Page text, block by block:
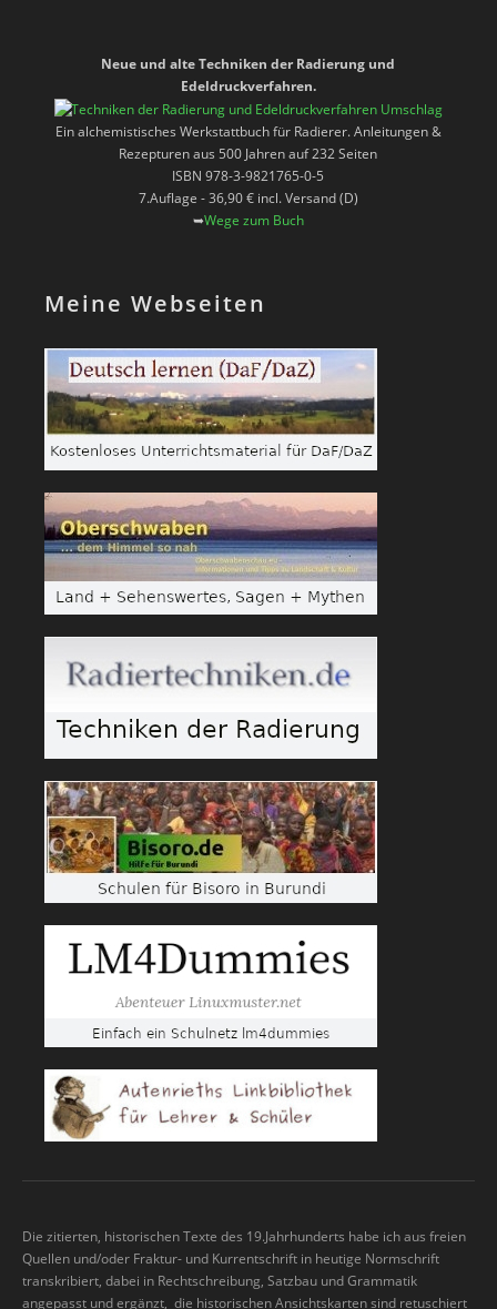
Neue und alte Techniken der Radierung und
Edeldruckverfahren.
Ein alchemistisches Werkstattbuch für Radierer. Anleitungen &
Rezepturen aus 500 Jahren auf 232 Seiten
ISBN 978-3-9821765-0-5
7.Auflage - 36,90 € incl. Versand (D)
➥Wege zum Buch
Meine Webseiten
Die zitierten, historischen Texte des 19.Jahrhunderts habe ich aus freien
Quellen und/oder Fraktur- und Kurrentschrift in heutige Normschrift
transkribiert, dabei in Rechtschreibung, Satzbau und Grammatik
angepasst und ergänzt, die historischen Ansichtskarten sind retuschiert